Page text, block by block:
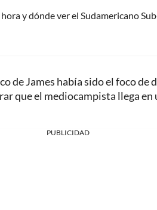
y dónde ver el Sudamericano
de James había sido el foco de
que el mediocampista llega
PUBLICIDAD